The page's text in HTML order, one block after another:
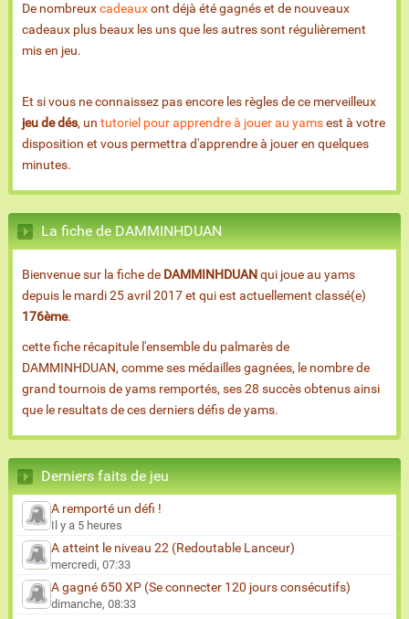
De nombreuxcadeauxont déjà été gagnés et de nouveaux
cadeaux plus beaux les uns que les autres sont régulièrement
mis en jeu.
Et si vous ne connaissez pas encore les règles de ce merveilleux
jeu de dés, un tutoriel pour apprendre à jouer au yamsest à votre
disposition et vous permettra d'apprendre à jouer en quelques
minutes.
La fiche de DAMMINHDUAN
Bienvenue sur la fiche de DAMMINHDUANqui joue au yams
depuis le mardi 25 avril 2017 et qui est actuellement classé(e)
176ème.
cette fiche récapitule l'ensemble du palmarès de
DAMMINHDUAN, comme ses médailles gagnées, le nombre de
grand tournois de yams remportés, ses 28 succès obtenus ainsi
que le resultats de ces derniers défis de yams.
Derniers faits de jeu
A remporté un défi !
Il y a 5 heures
A atteint le niveau 22 (Redoutable Lanceur)
mercredi, 07:33
A gagné 650 XP (Se connecter 120 jours consécutifs)
dimanche, 08:33